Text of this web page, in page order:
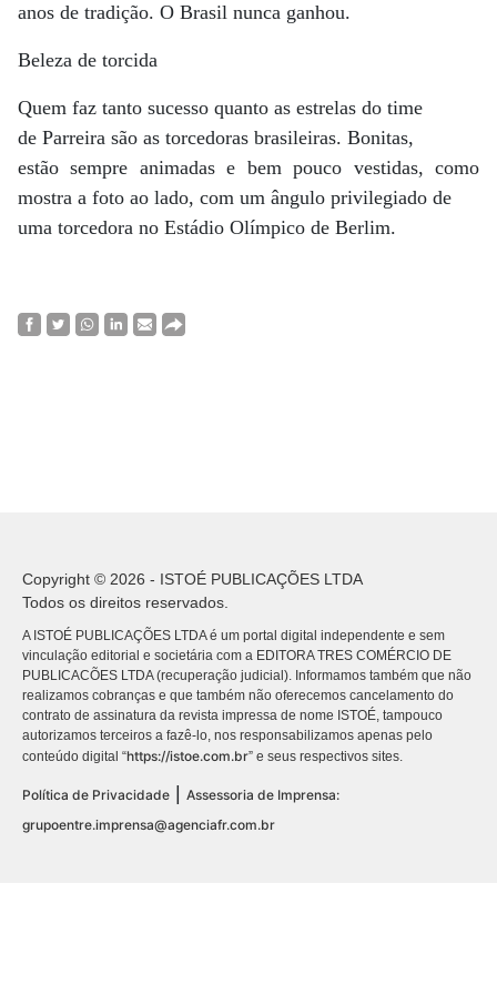
anos de tradição. O Brasil nunca ganhou.
Beleza de torcida
Quem faz tanto sucesso quanto as estrelas do time
de Parreira são as torcedoras brasileiras. Bonitas,
estão sempre animadas e bem pouco vestidas, como
mostra a foto ao lado, com um ângulo privilegiado de
uma torcedora no Estádio Olímpico de Berlim.
Copyright © 2026 - ISTOÉ PUBLICAÇÕES LTDA
Todos os direitos reservados.
A ISTOÉ PUBLICAÇÕES LTDA é um portal digital independente e sem
vinculação editorial e societária com a EDITORA TRES COMÉRCIO DE
PUBLICACÕES LTDA (recuperação judicial). Informamos também que não
realizamos cobranças e que também não oferecemos cancelamento do
contrato de assinatura da revista impressa de nome ISTOÉ, tampouco
autorizamos terceiros a fazê-lo, nos responsabilizamos apenas pelo
conteúdo digital “https://istoe.com.br” e seus respectivos sites.
Política de Privacidade
Assessoria de Imprensa:
grupoentre.imprensa@agenciafr.com.br